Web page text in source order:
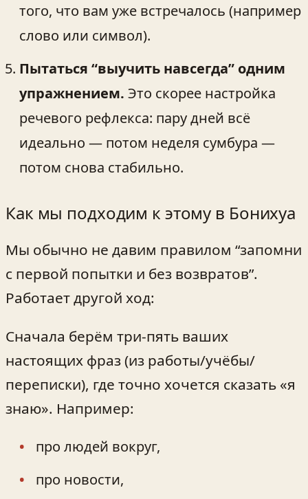
того, что вам уже встречалось (например
слово или символ).
Пытаться “выучить навсегда” одним
упражнением. Это скорее настройка
речевого рефлекса: пару дней всё
идеально — потом неделя сумбура —
потом снова стабильно.
Как мы подходим к этому в Бонихуа
Мы обычно не давим правилом “запомни
с первой попытки и без возвратов”.
Работает другой ход:
Сначала берём три-пять ваших
настоящих фраз (из работы/учёбы/
переписки), где точно хочется сказать «я
знаю». Например:
про людей вокруг,
про новости,